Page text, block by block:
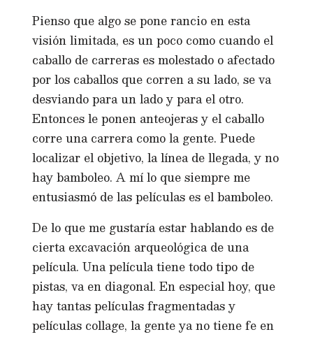
Pienso que algo se pone rancio en esta
visión limitada, es un poco como cuando el
caballo de carreras es molestado o afectado
por los caballos que corren a su lado, se va
desviando para un lado y para el otro.
Entonces le ponen anteojeras y el caballo
corre una carrera como la gente. Puede
localizar el objetivo, la línea de llegada, y no
hay bamboleo. A mí lo que siempre me
entusiasmó de las películas es el bamboleo.
De lo que me gustaría estar hablando es de
cierta excavación arqueológica de una
película. Una película tiene todo tipo de
pistas, va en diagonal. En especial hoy, que
hay tantas películas fragmentadas y
películas collage, la gente ya no tiene fe en